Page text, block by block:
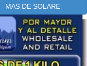
MAS DE SOLARE